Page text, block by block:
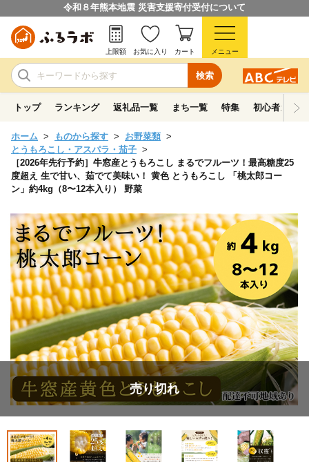
令和８年熊本地震 災害支援寄付受付について
検索
上限額 お気に入り カート メニュー
トップ ランキング 返礼品一覧 まち一覧 特集 初心者ガイド
ホーム ものから探す
お野菜類
とうもろこし・アスパラ・茄子
［2026年先行予約］牛窓産とうもろこし まるでフルーツ！最高糖度25
度超え 生で甘い、茹でて美味い！ 黄色 とうもろこし 「桃太郎コー
ン」約4kg（8〜12本入り） 野菜
売り切れ